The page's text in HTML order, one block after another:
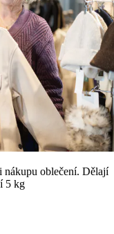
nákupu oblečení. Dělají
5 kg